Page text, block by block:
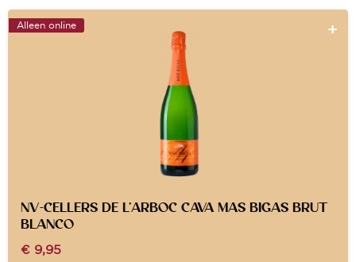
Alleen online
NV-CELLERS DE L’ARBOC CAVA MAS BIGAS BRUT
BLANCO
€ 9,95